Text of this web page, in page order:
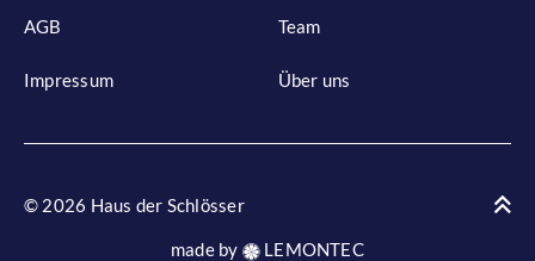
AGB
Impressum
Team
Über uns
© 2026 Haus der Schlösser
made by LEMONTEC